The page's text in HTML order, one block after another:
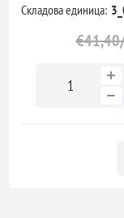
Складова единица: